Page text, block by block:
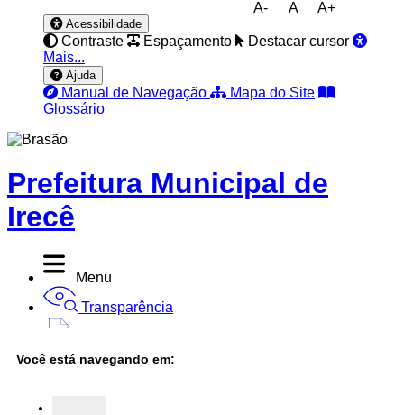
A- A A+
Acessibilidade
Contraste Espaçamento
Destacar cursor
Mais...
Ajuda
Manual de Navegação
Mapa do Site
Glossário
Prefeitura Municipal de
Irecê
Menu
Transparência
Você está navegando em: